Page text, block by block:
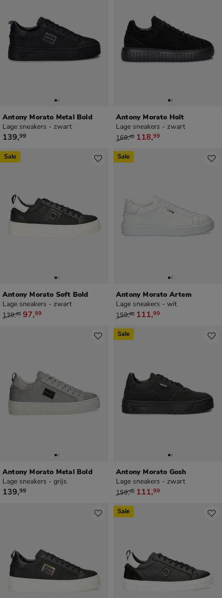
Antony Morato Metal Bold
Lage sneakers - zwart
€ 139,99
139,99
Antony Morato Holt
Lage sneakers - zwart
van € 169,99 voor € 118,99
169,99 118,99
Antony Morato Soft Bold
Lage sneakers - zwart
van € 139,99 voor € 97,99
139,99 97,99
Sale
Antony Morato Artem
Lage sneakers - wit
van € 159,99 voor € 111,99
159,99 111,99
Sale
Antony Morato Metal Bold
Lage sneakers - grijs
€ 139,99
139,99
Antony Morato Gosh
Lage sneakers - zwart
van € 159,99 voor € 111,99
159,99 111,99
Sale
Sale